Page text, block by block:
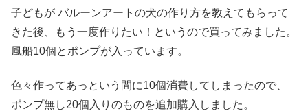
子どもが バルーンアートの犬の作り方を教えてもらって
きた後、もう一度作りたい！というので買ってみました。
風船10個とポンプが入っています。
色々作ってあっという間に10個消費してしまったので、
ポンプ無し20個入りのものを追加購入しました。